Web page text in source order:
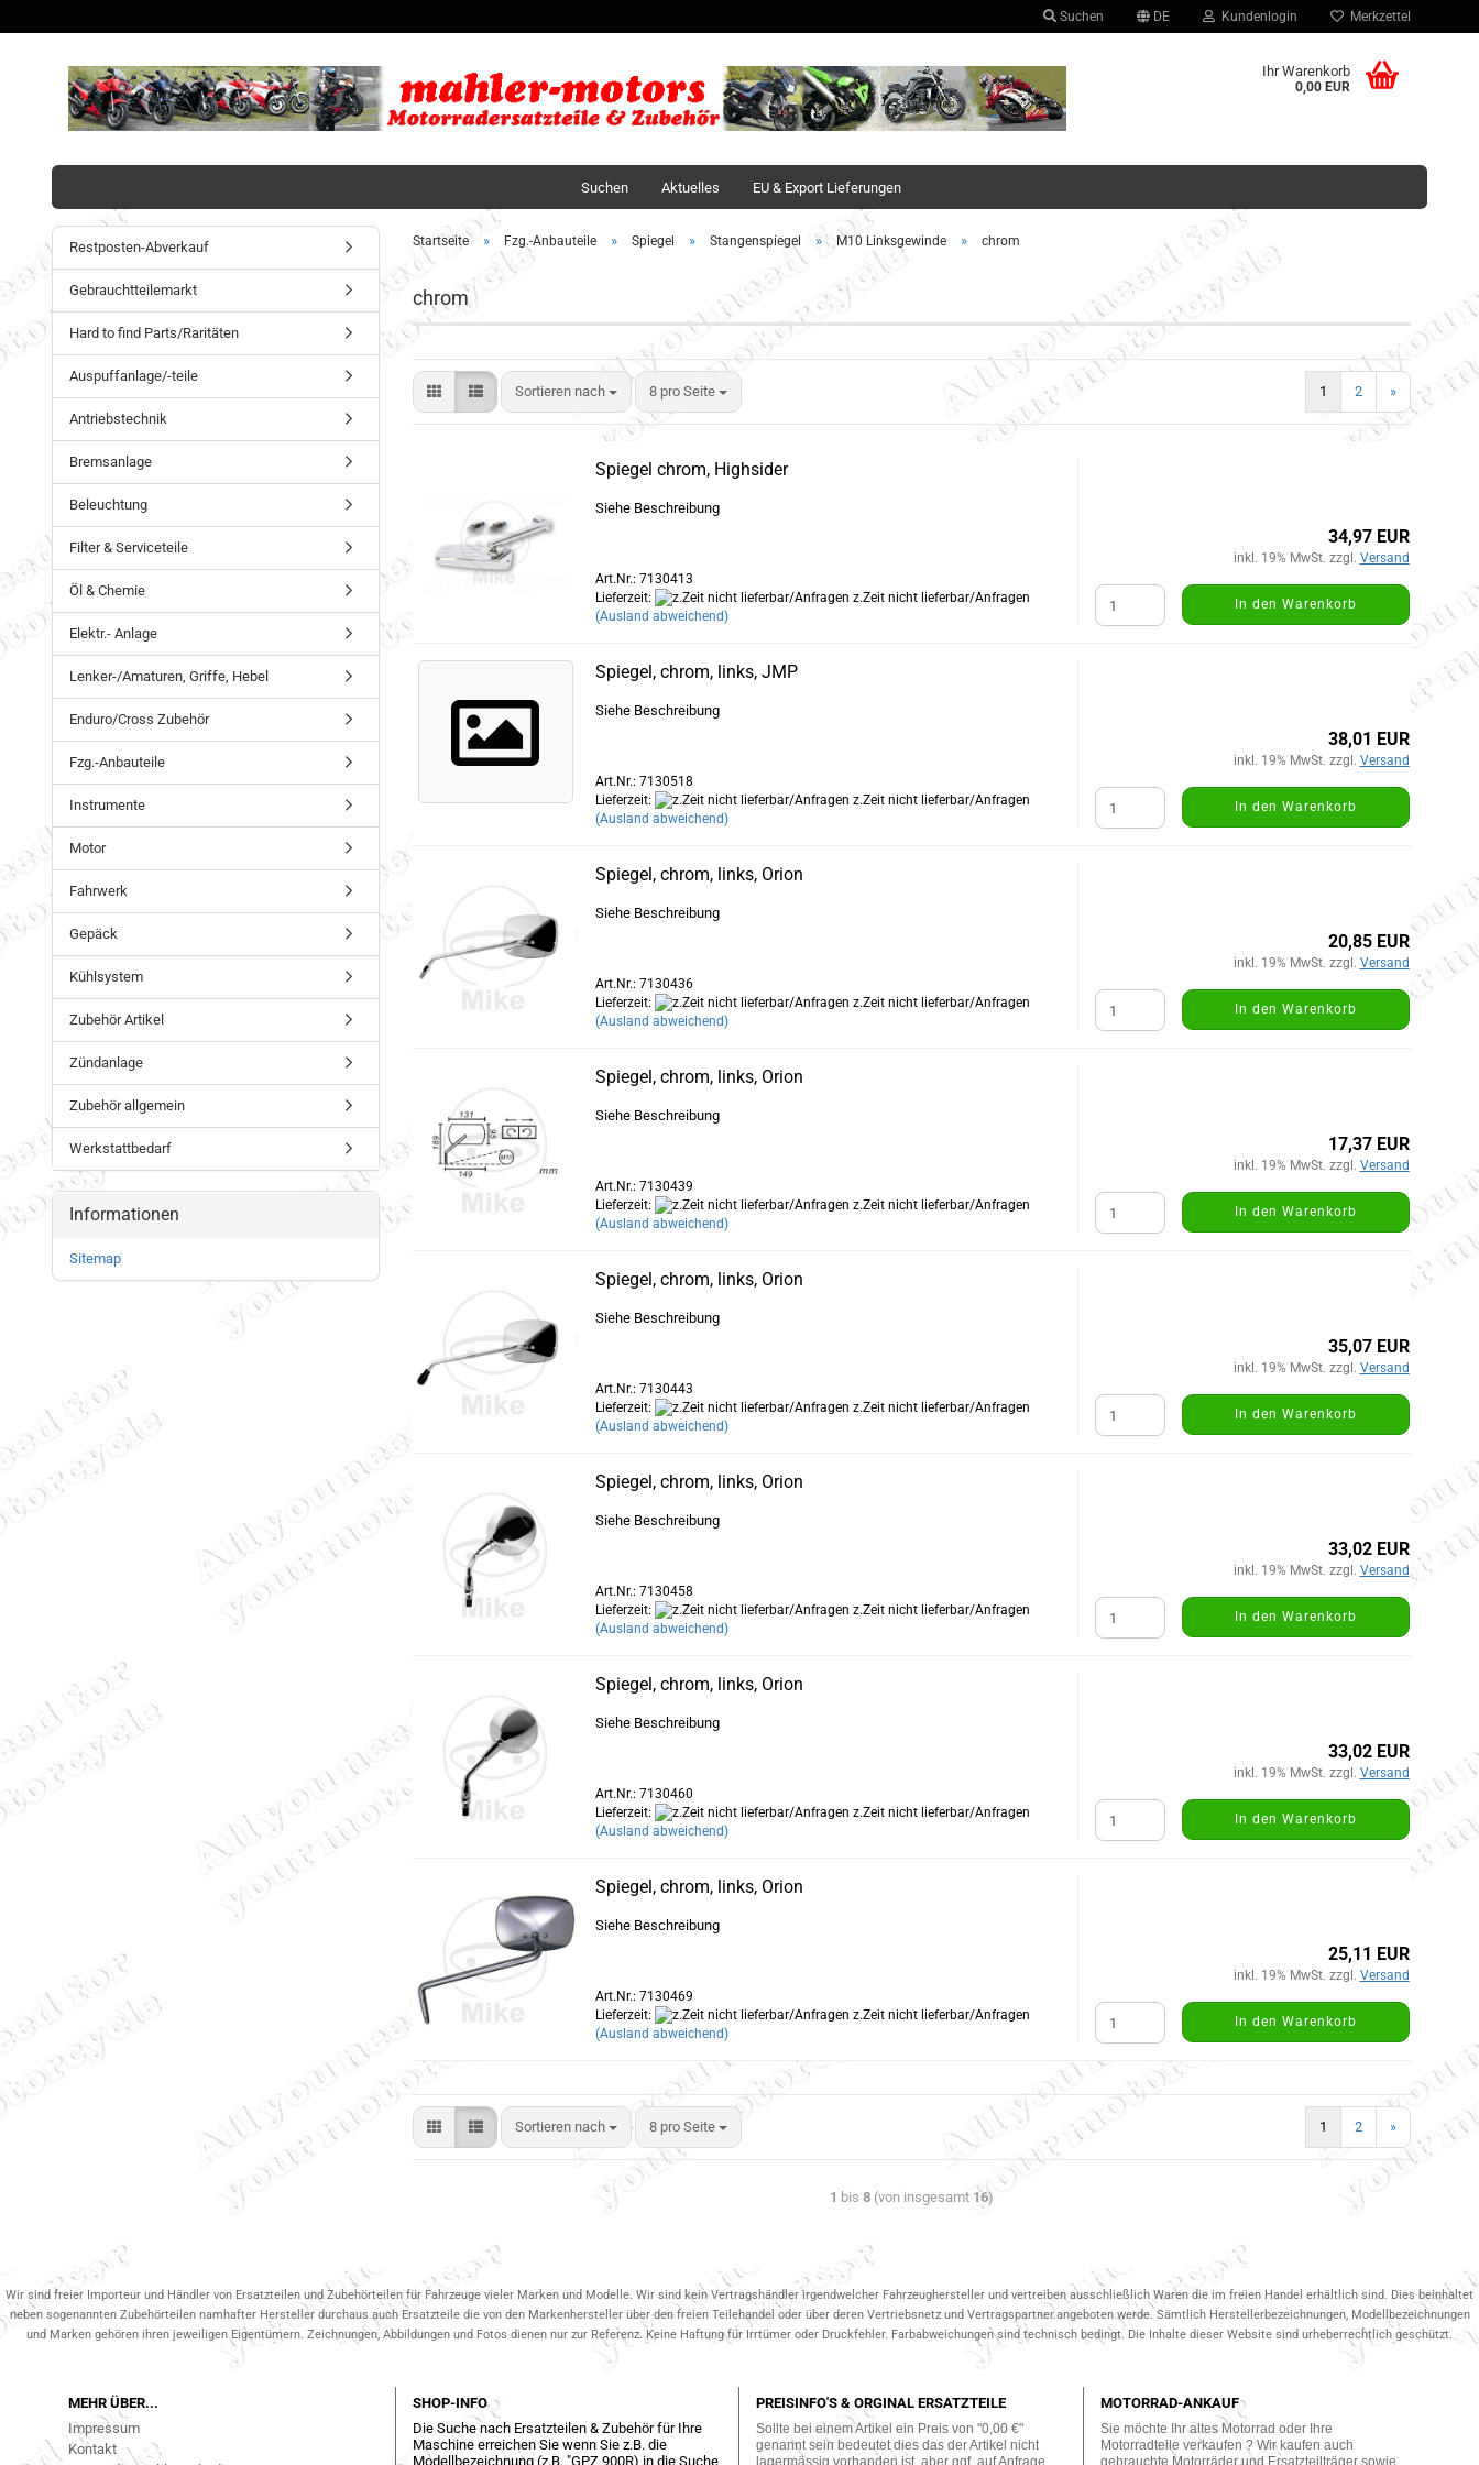
Suchen DE
Sprache auswählen
Kundenlogin
Konto erstellen
Passwort vergessen?
Merkzettel
Ihr Warenkorb
0,00 EUR
Suchen Aktuelles EU & Export Lieferungen
Startseite » Fzg.-Anbauteile » Spiegel » Stangenspiegel » M10 Linksgewinde » chrom
chrom
Sortieren nach 8 pro Seite 1 2 »
Spiegel chrom, Highsider
Siehe Beschreibung
Art.Nr.: 7130413
Lieferzeit:
z.Zeit nicht lieferbar/Anfragen
(Ausland abweichend)
34,97 EUR
inkl. 19% MwSt. zzgl. Versand
In den Warenkorb
Spiegel, chrom, links, JMP
Siehe Beschreibung
Art.Nr.: 7130518
Lieferzeit:
z.Zeit nicht lieferbar/Anfragen
(Ausland abweichend)
38,01 EUR
inkl. 19% MwSt. zzgl. Versand
In den Warenkorb
Spiegel, chrom, links, Orion
Siehe Beschreibung
Art.Nr.: 7130436
Lieferzeit:
z.Zeit nicht lieferbar/Anfragen
(Ausland abweichend)
20,85 EUR
inkl. 19% MwSt. zzgl. Versand
In den Warenkorb
Spiegel, chrom, links, Orion
Siehe Beschreibung
Art.Nr.: 7130439
Lieferzeit:
z.Zeit nicht lieferbar/Anfragen
(Ausland abweichend)
17,37 EUR
inkl. 19% MwSt. zzgl. Versand
In den Warenkorb
Spiegel, chrom, links, Orion
Siehe Beschreibung
Art.Nr.: 7130443
Lieferzeit:
z.Zeit nicht lieferbar/Anfragen
(Ausland abweichend)
35,07 EUR
inkl. 19% MwSt. zzgl. Versand
In den Warenkorb
Spiegel, chrom, links, Orion
Siehe Beschreibung
Art.Nr.: 7130458
Lieferzeit:
z.Zeit nicht lieferbar/Anfragen
(Ausland abweichend)
33,02 EUR
inkl. 19% MwSt. zzgl. Versand
In den Warenkorb
Spiegel, chrom, links, Orion
Siehe Beschreibung
Art.Nr.: 7130460
Lieferzeit:
z.Zeit nicht lieferbar/Anfragen
(Ausland abweichend)
33,02 EUR
inkl. 19% MwSt. zzgl. Versand
In den Warenkorb
Spiegel, chrom, links, Orion
Siehe Beschreibung
Art.Nr.: 7130469
Lieferzeit:
z.Zeit nicht lieferbar/Anfragen
(Ausland abweichend)
25,11 EUR
inkl. 19% MwSt. zzgl. Versand
In den Warenkorb
Sortieren nach 8 pro Seite 1 2 »
1 bis 8(von insgesamt 16)
Restposten-Abverkauf
Gebrauchtteilemarkt
Hard to find Parts/Raritäten
Auspuffanlage/-teile
Antriebstechnik
Bremsanlage
Beleuchtung
Filter & Serviceteile
Öl & Chemie
Elektr.- Anlage
Lenker-/Amaturen, Griffe, Hebel
Enduro/Cross Zubehör
Fzg.-Anbauteile
Instrumente
Motor
Fahrwerk
Gepäck
Kühlsystem
Zubehör Artikel
Zündanlage
Zubehör allgemein
Werkstattbedarf
Informationen
Sitemap
Wir sind freier Importeur und Händler von Ersatzteilen und Zubehörteilen für Fahrzeuge vieler Marken und Modelle. Wir sind kein Vertragshändler irgendwelcher Fahrzeughersteller und vertreiben ausschließlich Waren die im freien Handel erhältlich sind. Dies beinhaltet
neben sogenannten Zubehörteilen namhafter Hersteller durchaus auch Ersatzteile die von den Markenhersteller über den freien Teilehandel oder über deren Vertriebsnetz und Vertragspartner.angeboten werde. Sämtlich Herstellerbezeichnungen, Modellbezeichnungen
und Marken gehören ihren jeweiligen Eigentümern. Zeichnungen, Abbildungen und Fotos dienen nur zur Referenz. Keine Haftung für Irrtümer oder Druckfehler. Farbabweichungen sind technisch bedingt. Die Inhalte dieser Website sind urheberrechtlich geschützt.
MEHR ÜBER...
Impressum
Kontakt
SHOP-INFO
Die Suche nach Ersatzteilen & Zubehör für Ihre
Maschine erreichen Sie wenn Sie z.B. die
Modellbezeichnung (z.B. "GPZ 900R) in die Suche
PREISINFO'S & ORGINAL ERSATZTEILE
Sollte bei einem Artikel ein Preis von "0,00 €"
genannt sein bedeutet dies das der Artikel nicht
lagermässig vorhanden ist, aber ggf. auf Anfrage
MOTORRAD-ANKAUF
Sie möchte Ihr altes Motorrad oder Ihre
Motorradteile verkaufen ? Wir kaufen auch
gebrauchte Motorräder und Ersatzteilträger sowie